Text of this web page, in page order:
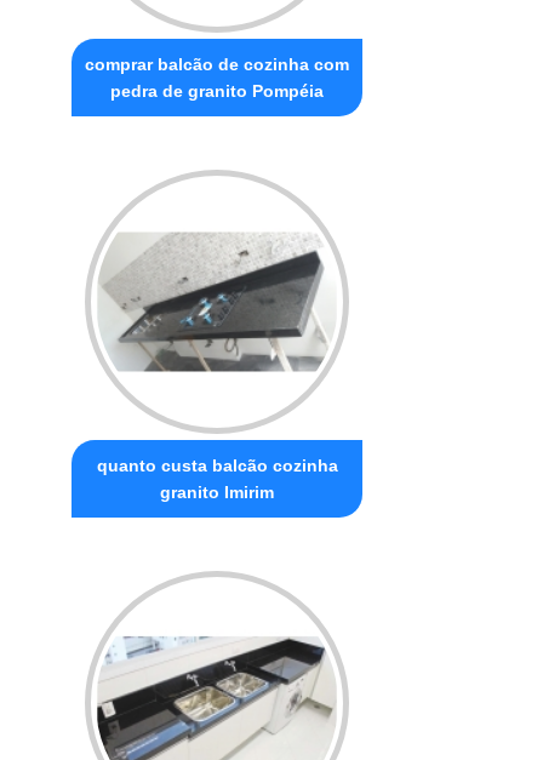
comprar balcão de cozinha com
pedra de granito Pompéia
quanto custa balcão cozinha
granito Imirim